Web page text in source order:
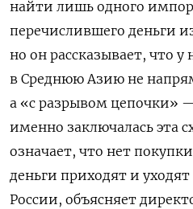
найти лишь одного
перечислившего деньги
но он рассказывает, что
в Среднюю Азию не
а «с разрывом цепочки»
именно заключалась эта
означает, что нет
деньги приходят и
России, объясняет